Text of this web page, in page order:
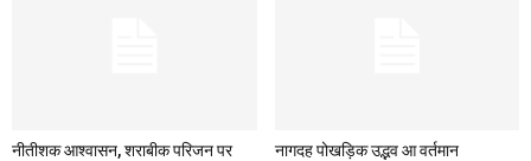
नीतीशक आश्वासन, शराबीक परिजन पर
नागदह पोखड़िक उद्भव आ वर्तमान